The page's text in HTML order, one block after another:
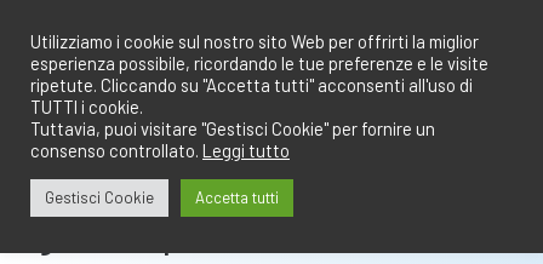
contenuto
Utilizziamo i cookie sul nostro sito Web per offrirti la miglior
esperienza possibile, ricordando le tue preferenze e le visite
ripetute. Cliccando su "Accetta tutti" acconsenti all'uso di
TUTTI i cookie.
Tuttavia, puoi visitare "Gestisci Cookie" per fornire un
consenso controllato. Leggi tutto
Gestisci Cookie Accetta tutti